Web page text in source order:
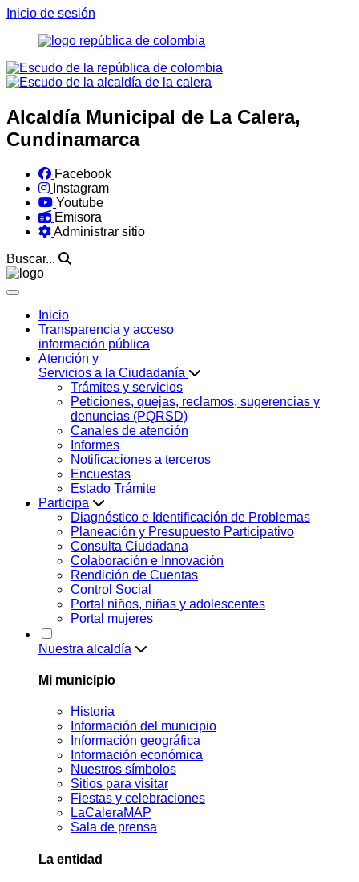
Inicio de sesión
Alcaldía Municipal de La Calera,
Cundinamarca
Facebook
Instagram
Youtube
Emisora
Administrar sitio
Buscar...
Inicio
Transparencia y acceso
información pública
Atención y
Servicios a la Ciudadanía
Trámites y servicios
Peticiones, quejas, reclamos, sugerencias y
denuncias (PQRSD)
Canales de atención
Informes
Notificaciones a terceros
Encuestas
Estado Trámite
Participa
Diagnóstico e Identificación de Problemas
Planeación y Presupuesto Participativo
Consulta Ciudadana
Colaboración e Innovación
Rendición de Cuentas
Control Social
Portal niños, niñas y adolescentes
Portal mujeres
Nuestra alcaldía
Mi municipio
Historia
Información del municipio
Información geográfica
Información económica
Nuestros símbolos
Sitios para visitar
Fiestas y celebraciones
LaCaleraMAP
Sala de prensa
La entidad